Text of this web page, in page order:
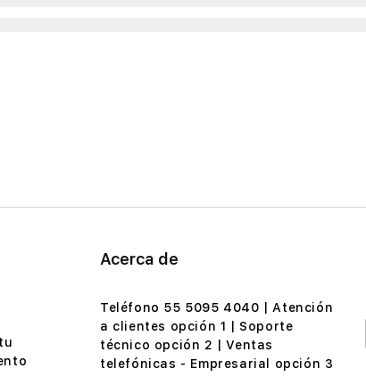
Acerca de
Teléfono 55 5095 4040 | Atención
a clientes opción 1 | Soporte
técnico opción 2 | Ventas
telefónicas - Empresarial opción 3